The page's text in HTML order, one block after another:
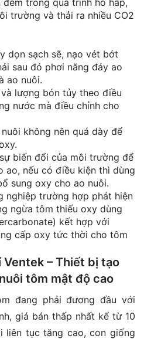
trong quá trình hô hấp,
trường và thải ra nhiều CO2
dọn sạch sẽ, nạo vét bớt
sau đó phơi năng đáy ao
ao nuôi.
lượng bón tủy theo điều
nước mà điều chỉnh cho
không nên quá dày để
biến đổi của môi trường để
ao, nếu có điều kiện thì dùng
sung oxy cho ao nuôi.
nghiệp trường hợp phát hiện
ngừa tôm thiếu oxy dùng
kết hợp với
cấp oxy tức thời cho tôm
Ventek – Thiết bị tạo
tôm mật độ cao
đang phải đương đầu với
giá bán thấp nhất kể từ 10
liên tục tăng cao, con giống